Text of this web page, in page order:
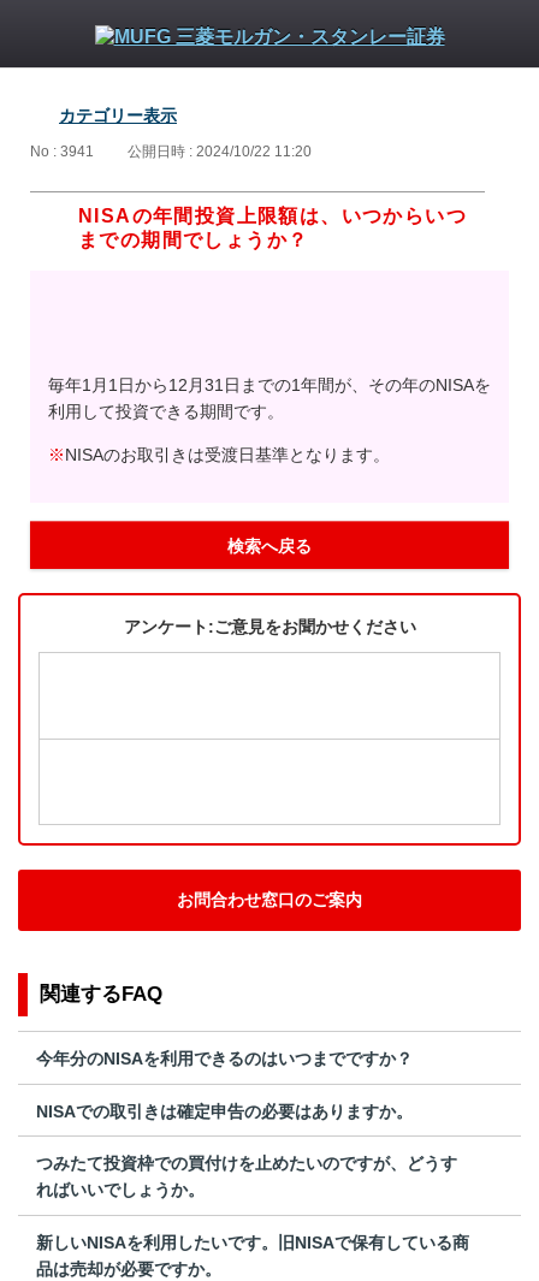
カテゴリー表示
No : 3941 公開日時 : 2024/10/22 11:20
NISAの年間投資上限額は、いつからいつ
までの期間でしょうか？
毎年1月1日から12月31日までの1年間が、その年のNISAを
利用して投資できる期間です。
※NISAのお取引きは受渡日基準となります。
検索へ戻る
アンケート:ご意見をお聞かせください
お問合わせ窓口のご案内
関連するFAQ
今年分のNISAを利用できるのはいつまでですか？
NISAでの取引きは確定申告の必要はありますか。
つみたて投資枠での買付けを止めたいのですが、どうす
ればいいでしょうか。
新しいNISAを利用したいです。旧NISAで保有している商
品は売却が必要ですか。